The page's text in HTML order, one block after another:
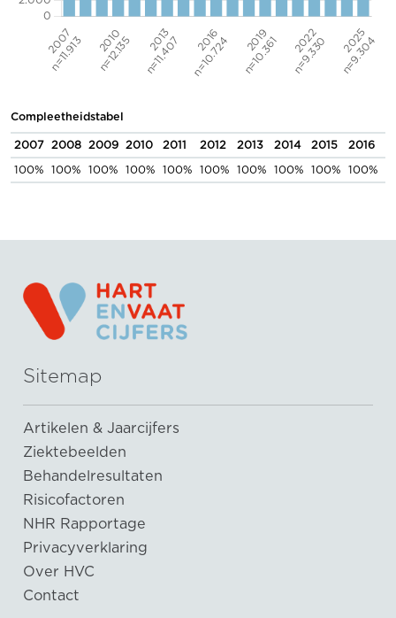
Compleetheidstabel
2007 2008 2009 2010 2011 2012 2013 2014 2015 2016
100% 100% 100% 100% 100% 100% 100% 100% 100% 100%
Sitemap
Artikelen & Jaarcijfers
Ziektebeelden
Behandelresultaten
Risicofactoren
NHR Rapportage
Privacyverklaring
Over HVC
Contact